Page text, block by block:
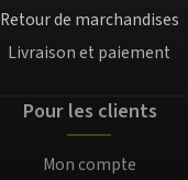
Retour de marchandises
Livraison et paiement
Pour les clients
Mon compte